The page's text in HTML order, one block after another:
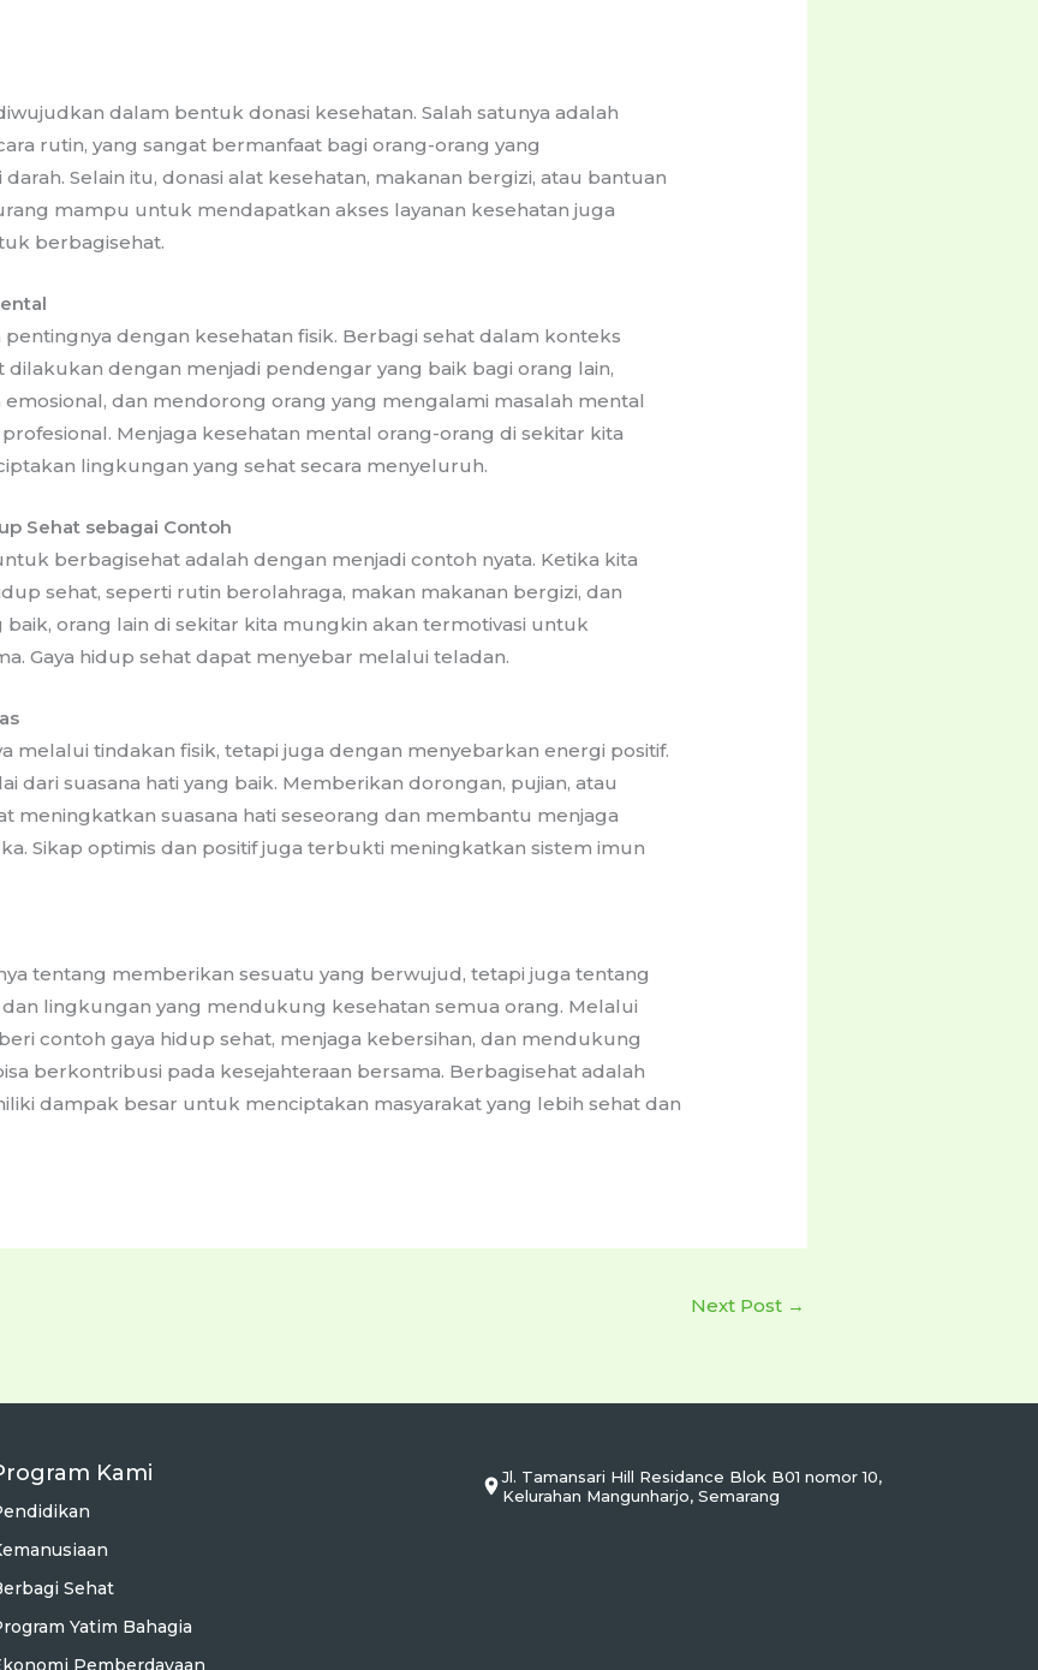
dalam bentuk donasi kesehatan. Salah satunya adalah
rutin, yang sangat bermanfaat bagi orang-orang yang
Selain itu, donasi alat kesehatan, makanan bergizi, atau bantuan
mampu untuk mendapatkan akses layanan kesehatan juga
berbagisehat.
pentingnya dengan kesehatan fisik. Berbagi sehat dalam konteks
dengan menjadi pendengar yang baik bagi orang lain,
dan mendorong orang yang mengalami masalah mental
Menjaga kesehatan mental orang-orang di sekitar kita
lingkungan yang sehat secara menyeluruh.
Sehat sebagai Contoh
berbagisehat adalah dengan menjadi contoh nyata. Ketika kita
sehat, seperti rutin berolahraga, makan makanan bergizi, dan
orang lain di sekitar kita mungkin akan termotivasi untuk
Gaya hidup sehat dapat menyebar melalui teladan.
melalui tindakan fisik, tetapi juga dengan menyebarkan energi positif.
dari suasana hati yang baik. Memberikan dorongan, pujian, atau
meningkatkan suasana hati seseorang dan membantu menjaga
Sikap optimis dan positif juga terbukti meningkatkan sistem imun
tentang memberikan sesuatu yang berwujud, tetapi juga tentang
lingkungan yang mendukung kesehatan semua orang. Melalui
contoh gaya hidup sehat, menjaga kebersihan, dan mendukung
berkontribusi pada kesejahteraan bersama. Berbagisehat adalah
dampak besar untuk menciptakan masyarakat yang lebih sehat dan
Next Post →
Kami
Sehat
Yatim Bahagia
Pemberdayaan
Jl. Tamansari Hill Residance Blok B01 nomor 10,
Kelurahan Mangunharjo, Semarang